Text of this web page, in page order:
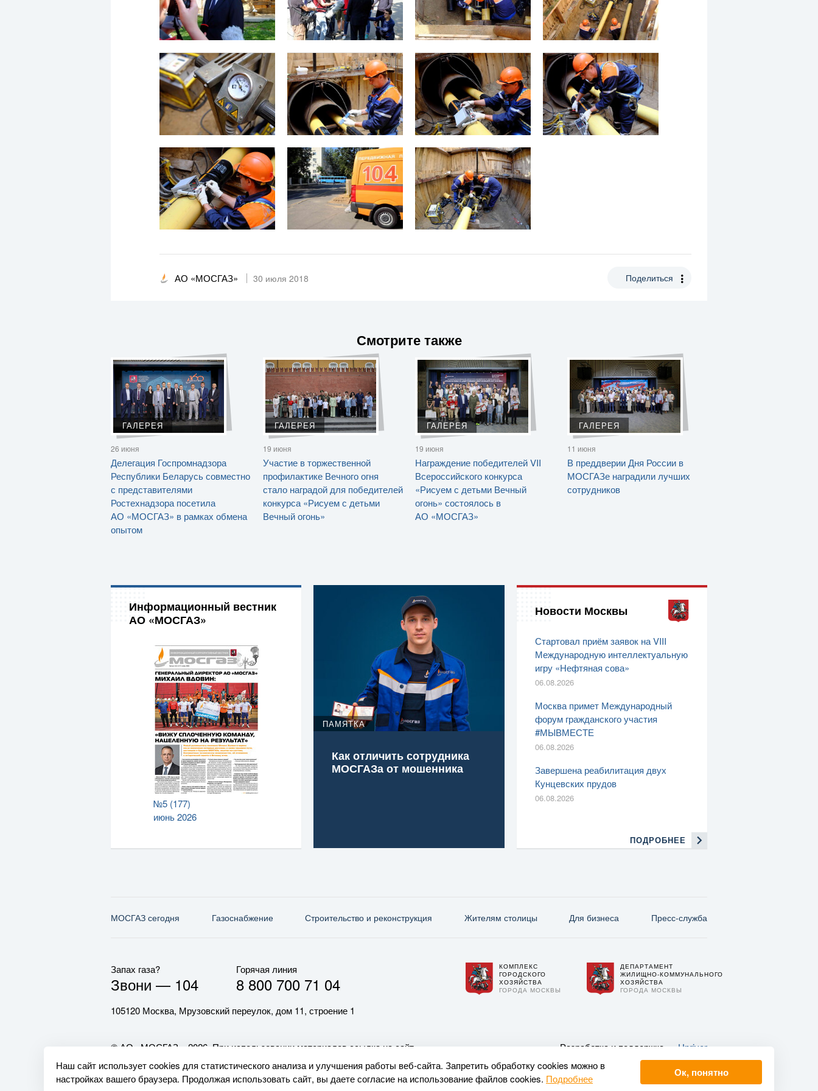
АО «МОСГАЗ» 30 июля 2018 Поделиться
Смотрите также
ГАЛЕРЕЯ
26 июня
Делегация Госпромнадзора
Республики Беларусь совместно
с представителями
Ростехнадзора посетила
АО «МОСГАЗ» в рамках обмена
опытом
ГАЛЕРЕЯ
19 июня
Участие в торжественной
профилактике Вечного огня
стало наградой для победителей
конкурса «Рисуем с детьми
Вечный огонь»
ГАЛЕРЕЯ
19 июня
Награждение победителей VII
Всероссийского конкурса
«Рисуем с детьми Вечный
огонь» состоялось в
АО «МОСГАЗ»
ГАЛЕРЕЯ
11 июня
В преддверии Дня России в
МОСГАЗе наградили лучших
сотрудников
Информационный вестник
АО «МОСГАЗ»
№5 (177)
июнь 2026
ПАМЯТКА
Как отличить сотрудника
МОСГАЗа от мошенника
Новости Москвы
Стартовал приём заявок на VIII
Международную интеллектуальную
игру «Нефтяная сова»
06.08.2026
Москва примет Международный
форум гражданского участия
#МЫВМЕСТЕ
06.08.2026
Завершена реабилитация двух
Кунцевских прудов
06.08.2026
ПОДРОБНЕЕ
МОСГАЗ сегодня Газо­снабжение Строительство и реконструкция Жителям столицы Для бизнеса Пресс-служба
Запах газа?
Звони — 104
Горячая линия
8 800 700 71 04
105120 Москва, Мрузовский переулок, дом 11, строение 1
КОМПЛЕКС
ГОРОДСКОГО
ХОЗЯЙСТВА
ГОРОДА МОСКВЫ
ДЕПАРТАМЕНТ
ЖИЛИЩНО-КОММУНАЛЬНОГО
ХОЗЯЙСТВА
ГОРОДА МОСКВЫ
© АО «МОСГАЗ», 2026. При использовании материалов ссылка на сайт
обязательна.
Разработка и поддержка — Upriver
Наш сайт использует cookies для статистического анализа и улучшения работы веб-сайта. Запретить обработку cookies можно в
настройках вашего браузера. Продолжая использовать сайт, вы даете согласие на использование файлов cookies. Подробнее Ок, понятно